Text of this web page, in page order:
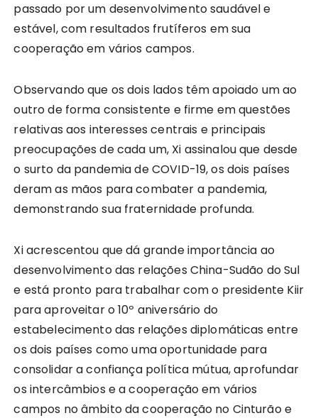
passado por um desenvolvimento saudável e
estável, com resultados frutíferos em sua
cooperação em vários campos.
Observando que os dois lados têm apoiado um ao
outro de forma consistente e firme em questões
relativas aos interesses centrais e principais
preocupações de cada um, Xi assinalou que desde
o surto da pandemia de COVID-19, os dois países
deram as mãos para combater a pandemia,
demonstrando sua fraternidade profunda.
Xi acrescentou que dá grande importância ao
desenvolvimento das relações China-Sudão do Sul
e está pronto para trabalhar com o presidente Kiir
para aproveitar o 10º aniversário do
estabelecimento das relações diplomáticas entre
os dois países como uma oportunidade para
consolidar a confiança política mútua, aprofundar
os intercâmbios e a cooperação em vários
campos no âmbito da cooperação no Cinturão e